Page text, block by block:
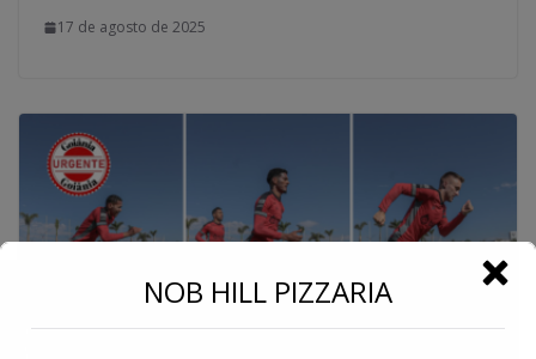
17 de agosto de 2025
NOB HILL PIZZARIA